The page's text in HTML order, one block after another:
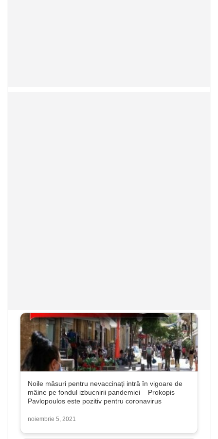
Noile măsuri pentru nevaccinați intră în vigoare de
mâine pe fondul izbucnirii pandemiei – Prokopis
Pavlopoulos este pozitiv pentru coronavirus
noiembrie 5, 2021